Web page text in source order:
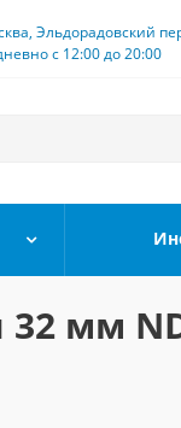
Эльдорадовский
с 12:00 до 20:00
мм